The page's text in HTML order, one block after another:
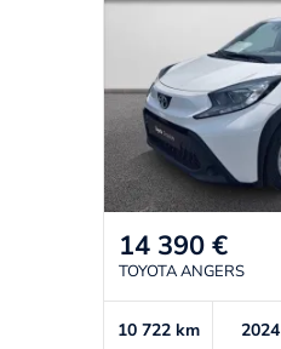
14 390 €
TOYOTA ANGERS
10 722 km 2024